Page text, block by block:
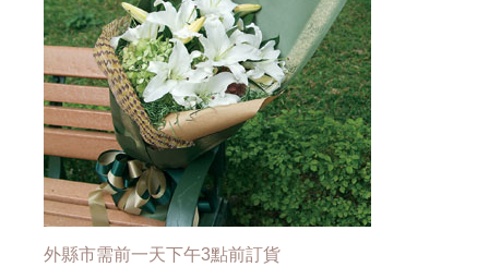
外縣市需前一天下午3點前訂貨